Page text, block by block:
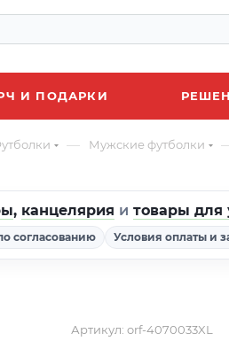
И ПОДАРКИ
— Мужские футболки
, канцелярия и товары для
согласованию Условия оплаты и
Артикул: orf-4070033XL